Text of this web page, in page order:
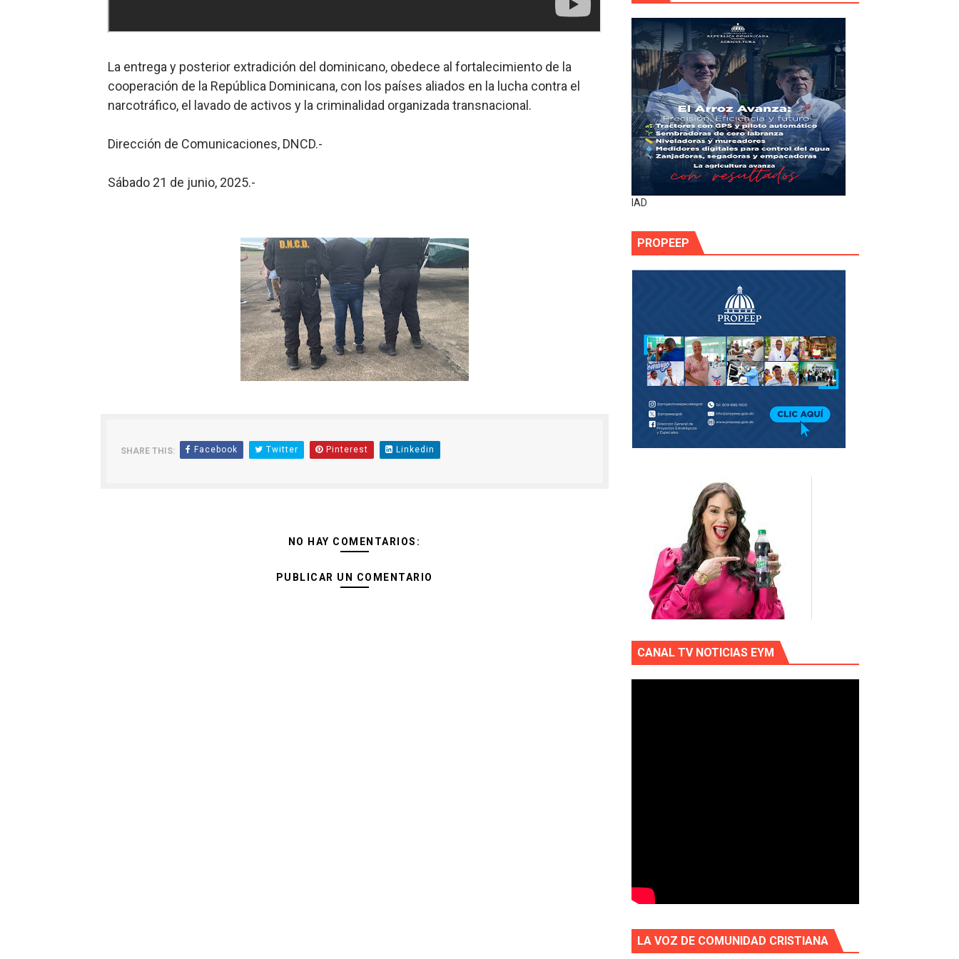
La entrega y posterior extradición del dominicano, obedece al fortalecimiento de la
cooperación de la República Dominicana, con los países aliados en la lucha contra el
narcotráfico, el lavado de activos y la criminalidad organizada transnacional.
Dirección de Comunicaciones, DNCD.-
Sábado 21 de junio, 2025.-
SHARE THIS: Facebook Twitter Pinterest Linkedin
NO HAY COMENTARIOS:
PUBLICAR UN COMENTARIO
IAD
PROPEEP
CANAL TV NOTICIAS EYM
LA VOZ DE COMUNIDAD CRISTIANA